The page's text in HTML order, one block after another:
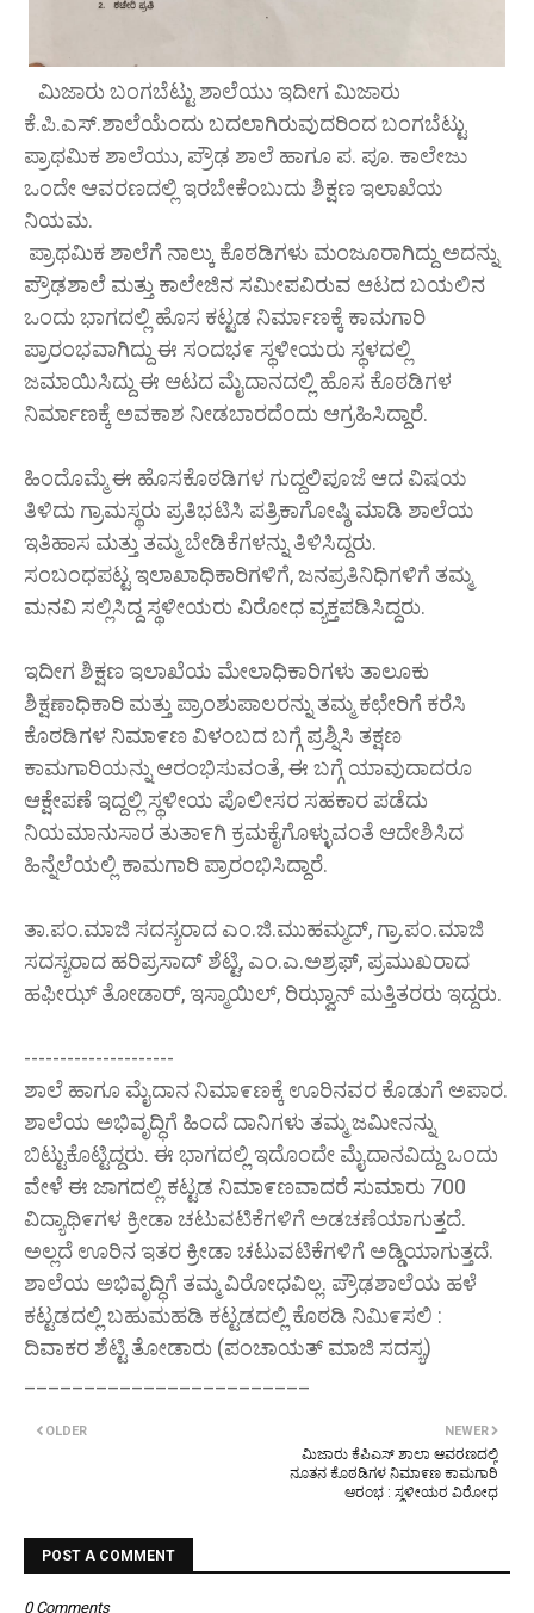
ಮಿಜಾರು ಬಂಗಬೆಟ್ಟು ಶಾಲೆಯು ಇದೀಗ ಮಿಜಾರು
ಕೆ.ಪಿ.ಎಸ್.ಶಾಲೆಯೆಂದು ಬದಲಾಗಿರುವುದರಿಂದ ಬಂಗಬೆಟ್ಟು
ಪ್ರಾಥಮಿಕ ಶಾಲೆಯು, ಪ್ರೌಢ ಶಾಲೆ ಹಾಗೂ ಪ. ಪೂ. ಕಾಲೇಜು
ಒಂದೇ ಆವರಣದಲ್ಲಿ ಇರಬೇಕೆಂಬುದು ಶಿಕ್ಷಣ ಇಲಾಖೆಯ
ನಿಯಮ.
ಪ್ರಾಥಮಿಕ ಶಾಲೆಗೆ ನಾಲ್ಕು ಕೊಠಡಿಗಳು ಮಂಜೂರಾಗಿದ್ದು ಅದನ್ನು
ಪ್ರೌಢಶಾಲೆ ಮತ್ತು ಕಾಲೇಜಿನ ಸಮೀಪವಿರುವ ಆಟದ ಬಯಲಿನ
ಒಂದು ಭಾಗದಲ್ಲಿ ಹೊಸ ಕಟ್ಟಡ ನಿರ್ಮಾಣಕ್ಕೆ ಕಾಮಗಾರಿ
ಪ್ರಾರಂಭವಾಗಿದ್ದು ಈ ಸಂದಭ೯ ಸ್ಥಳೀಯರು ಸ್ಥಳದಲ್ಲಿ
ಜಮಾಯಿಸಿದ್ದು ಈ ಆಟದ ಮೈದಾನದಲ್ಲಿ ಹೊಸ ಕೊಠಡಿಗಳ
ನಿರ್ಮಾಣಕ್ಕೆ ಅವಕಾಶ ನೀಡಬಾರದೆಂದು ಆಗ್ರಹಿಸಿದ್ದಾರೆ.
ಹಿಂದೊಮ್ಮೆ ಈ ಹೊಸಕೊಠಡಿಗಳ ಗುದ್ದಲಿಪೂಜೆ ಆದ ವಿಷಯ
ತಿಳಿದು ಗ್ರಾಮಸ್ಥರು ಪ್ರತಿಭಟಿಸಿ ಪತ್ರಿಕಾಗೋಷ್ಠಿ ಮಾಡಿ ಶಾಲೆಯ
ಇತಿಹಾಸ ಮತ್ತು ತಮ್ಮ ಬೇಡಿಕೆಗಳನ್ನು ತಿಳಿಸಿದ್ದರು.
ಸಂಬಂಧಪಟ್ಟ ಇಲಾಖಾಧಿಕಾರಿಗಳಿಗೆ, ಜನಪ್ರತಿನಿಧಿಗಳಿಗೆ ತಮ್ಮ
ಮನವಿ ಸಲ್ಲಿಸಿದ್ದ ಸ್ಥಳೀಯರು ವಿರೋಧ ವ್ಯಕ್ತಪಡಿಸಿದ್ದರು.
ಇದೀಗ ಶಿಕ್ಷಣ ಇಲಾಖೆಯ ಮೇಲಾಧಿಕಾರಿಗಳು ತಾಲೂಕು
ಶಿಕ್ಷಣಾಧಿಕಾರಿ ಮತ್ತು ಪ್ರಾಂಶುಪಾಲರನ್ನು ತಮ್ಮ ಕಛೇರಿಗೆ ಕರೆಸಿ
ಕೊಠಡಿಗಳ ನಿಮಾ೯ಣ ವಿಳಂಬದ ಬಗ್ಗೆ ಪ್ರಶ್ನಿಸಿ ತಕ್ಷಣ
ಕಾಮಗಾರಿಯನ್ನು ಆರಂಭಿಸುವಂತೆ, ಈ ಬಗ್ಗೆ ಯಾವುದಾದರೂ
ಆಕ್ಷೇಪಣೆ ಇದ್ದಲ್ಲಿ ಸ್ಥಳೀಯ ಪೊಲೀಸರ ಸಹಕಾರ ಪಡೆದು
ನಿಯಮಾನುಸಾರ ತುತಾ೯ಗಿ ಕ್ರಮಕೈಗೊಳ್ಳುವಂತೆ ಆದೇಶಿಸಿದ
ಹಿನ್ನೆಲೆಯಲ್ಲಿ ಕಾಮಗಾರಿ ಪ್ರಾರಂಭಿಸಿದ್ದಾರೆ.
ತಾ.ಪಂ.ಮಾಜಿ ಸದಸ್ಯರಾದ ಎಂ.ಜಿ.ಮುಹಮ್ಮದ್, ಗ್ರಾ.ಪಂ.ಮಾಜಿ
ಸದಸ್ಯರಾದ ಹರಿಪ್ರಸಾದ್ ಶೆಟ್ಟಿ, ಎಂ.ಎ.ಅಶ್ರಫ್, ಪ್ರಮುಖರಾದ
ಹಫೀಝ್ ತೋಡಾರ್, ಇಸ್ಮಾಯಿಲ್, ರಿಝ್ವಾನ್ ಮತ್ತಿತರರು ಇದ್ದರು.
---------------------
ಶಾಲೆ ಹಾಗೂ ಮೈದಾನ ನಿಮಾ೯ಣಕ್ಕೆ ಊರಿನವರ ಕೊಡುಗೆ ಅಪಾರ.
ಶಾಲೆಯ ಅಭಿವೃದ್ಧಿಗೆ ಹಿಂದೆ ದಾನಿಗಳು ತಮ್ಮ ಜಮೀನನ್ನು
ಬಿಟ್ಟುಕೊಟ್ಟಿದ್ದರು. ಈ ಭಾಗದಲ್ಲಿ ಇದೊಂದೇ ಮೈದಾನವಿದ್ದು ಒಂದು
ವೇಳೆ ಈ ಜಾಗದಲ್ಲಿ ಕಟ್ಟಡ ನಿಮಾ೯ಣವಾದರೆ ಸುಮಾರು 700
ವಿದ್ಯಾಥಿ೯ಗಳ ಕ್ರೀಡಾ ಚಟುವಟಿಕೆಗಳಿಗೆ ಅಡಚಣೆಯಾಗುತ್ತದೆ.
ಅಲ್ಲದೆ ಊರಿನ ಇತರ ಕ್ರೀಡಾ ಚಟುವಟಿಕೆಗಳಿಗೆ ಅಡ್ಡಿಯಾಗುತ್ತದೆ.
ಶಾಲೆಯ ಅಭಿವೃದ್ಧಿಗೆ ತಮ್ಮ ವಿರೋಧವಿಲ್ಲ. ಪ್ರೌಢಶಾಲೆಯ ಹಳೆ
ಕಟ್ಟಡದಲ್ಲಿ ಬಹುಮಹಡಿ ಕಟ್ಟಡದಲ್ಲಿ ಕೊಠಡಿ ನಿಮಿ೯ಸಲಿ :
ದಿವಾಕರ ಶೆಟ್ಟಿ ತೋಡಾರು (ಪಂಚಾಯತ್ ಮಾಜಿ ಸದಸ್ಯ)
NEWER
ಮಿಜಾರು ಕೆಪಿಎಸ್ ಶಾಲಾ ಆವರಣದಲ್ಲಿ
ನೂತನ ಕೊಠಡಿಗಳ ನಿಮಾ೯ಣ ಕಾಮಗಾರಿ
ಆರಂಭ : ಸ್ಥಳೀಯರ ವಿರೋಧ
OLDER
POST A COMMENT
0 Comments